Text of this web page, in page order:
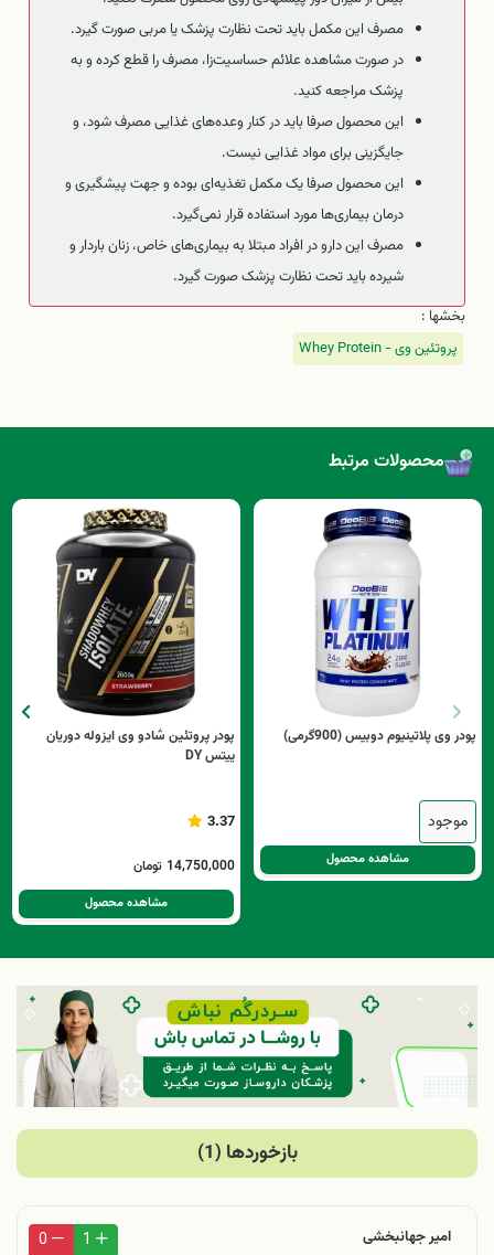
مصرف این مکمل باید تحت نظارت پزشک یا مربی صورت گیرد.
در صورت مشاهده علائم حساسیت‌زا، مصرف را قطع کرده و به
پزشک مراجعه کنید.
این محصول صرفا باید در کنار وعده‌های غذایی مصرف شود، و
جایگزینی برای مواد غذایی نیست.
این محصول صرفا یک مکمل تغذیه‌ای بوده و جهت پیشگیری و
درمان بیماری‌ها مورد استفاده قرار نمی‌گیرد.
مصرف این دارو در افراد مبتلا به بیماری‌های خاص، زنان باردار و
شیرده باید تحت نظارت پزشک صورت گیرد.
بخشها :
پروتئین وی - Whey Protein
محصولات مرتبط
پودر وی پلاتینیوم دوبیس (900گرمی)
موجود
مشاهده محصول
پودر پروتئین شادو وی ایزوله دوریان
ییتس DY
3.37
14,750,000 تومان
مشاهده محصول
بازخوردها (1)
امیر جهانبخشی 1
0